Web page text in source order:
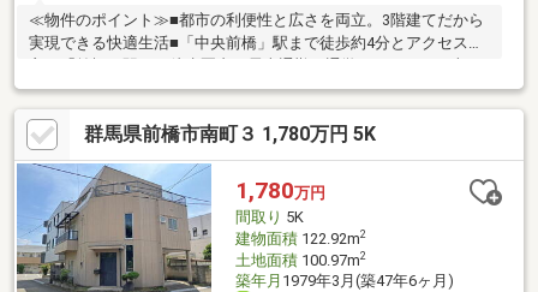
≪物件のポイント≫■都市の利便性と広さを両立。3階建てだから
実現できる快適生活■「中央前橋」駅まで徒歩約4分とアクセスが
使わない生活もしやすい立地です。■近くには広瀬川沿いの緑地
があり、散歩やジョギングコースとして人気です。四季を感じな
がら暮らせる点も魅力の一つです。■商業施設や教育施設、医療
機関が徒歩圏内に揃っており、生活利便性が高いエリアです。幼
稚園・学校も近く、子育てにも適した環境です。※本画像は「居
住中」の物件であり、入居者様の家具をCGで消した画像も含まれ
ており、現況と異なる可能性があります。予めご承知おきくださ
い。
群馬県前橋市南町３ 1,780万円 5K
1,780万円
間取り 5K
建物面積122.92m2
土地面積100.97m2
築年月 1979年3月(築47年6ヶ月)